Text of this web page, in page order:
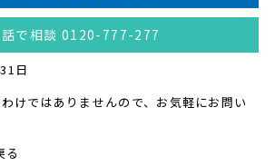
で相談 0120-777-277
日
けではありませんので、お気軽にお問い
る